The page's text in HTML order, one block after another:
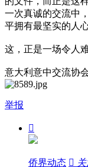
一次真诚的交流中
平拥有最坚实的人
这，正是一场令人
意大利意中交流协
举报

侨界动态 